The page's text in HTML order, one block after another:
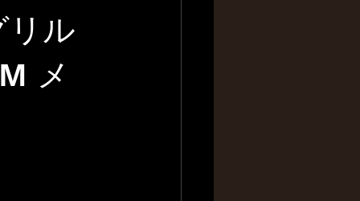
ル
メ